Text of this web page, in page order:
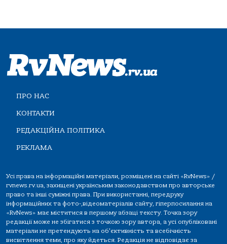
ПРО НАС
КОНТАКТИ
РЕДАКЦІЙНА ПОЛІТИКА
РЕКЛАМА
Усі права на інформаційні матеріали, розміщені на сайті «RvNews» /
rvnews.rv.ua, захищені українським законодавством про авторське
право та інші суміжні права. При використанні, передруку
інформаційних та фото-,відеоматеріалів сайту, гіперпосилання на
«RvNews» має міститися в першому абзаці тексту. Точка зору
редакції може не збігатися з точкою зору автора, а усі опубліковані
матеріали не претендують на об'єктивність та всебічність
висвітлення теми, про яку йдеться. Редакція не відповідає за